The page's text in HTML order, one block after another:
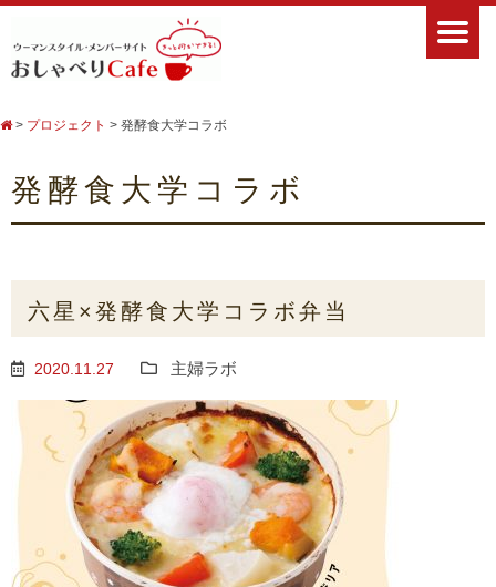
> プロジェクト > 発酵食大学コラボ
発酵食大学コラボ
六星×発酵食大学コラボ弁当
2020.11.27 主婦ラボ